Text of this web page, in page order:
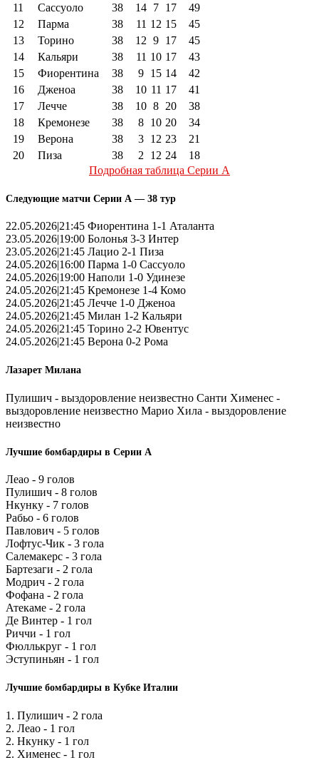
11
Сассуоло 38 14 7 17
49
12
Парма 38 11 12 15
45
13
Торино 38 12 9 17
45
14
Кальяри 38 11 10 17
43
15
Фиорентина 38 9 15 14
42
16
Дженоа 38 10 11 17
41
17
Лечче 38 10 8 20
38
18
Кремонезе 38 8 10 20
34
19
Верона 38 3 12 23
21
20
Пиза 38 2 12 24
18
Подробная таблица Серии А
Следующие матчи Серии А — 38 тур
22.05.2026|21:45 Фиорентина 1-1 Аталанта
23.05.2026|19:00 Болонья 3-3 Интер
23.05.2026|21:45 Лацио 2-1 Пиза
24.05.2026|16:00 Парма 1-0 Сассуоло
24.05.2026|19:00 Наполи 1-0 Удинезе
24.05.2026|21:45 Кремонезе 1-4 Комо
24.05.2026|21:45 Лечче 1-0 Дженоа
24.05.2026|21:45 Милан 1-2 Кальяри
24.05.2026|21:45 Торино 2-2 Ювентус
24.05.2026|21:45 Верона 0-2 Рома
Лазарет Милана
Пулишич - выздоровление неизвестно Санти Хименес -
выздоровление неизвестно Марио Хила - выздоровление
неизвестно
Лучшие бомбардиры в Серии А
Леао - 9 голов
Пулишич - 8 голов
Нкунку - 7 голов
Рабьо - 6 голов
Павлович - 5 голов
Лофтус-Чик - 3 гола
Салемакерс - 3 гола
Бартезаги - 2 гола
Модрич - 2 гола
Фофана - 2 гола
Атекаме - 2 гола
Де Винтер - 1 гол
Риччи - 1 гол
Фюллькруг - 1 гол
Эступиньян - 1 гол
Лучшие бомбардиры в Кубке Италии
1. Пулишич - 2 гола
2. Леао - 1 гол
2. Нкунку - 1 гол
2. Хименес - 1 гол